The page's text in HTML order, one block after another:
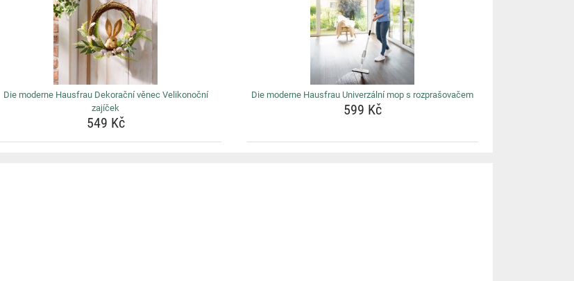
Die moderne Hausfrau Dekorační věnec Velikonoční
zajíček
549 Kč
Die moderne Hausfrau Univerzální mop s rozprašovačem
599 Kč